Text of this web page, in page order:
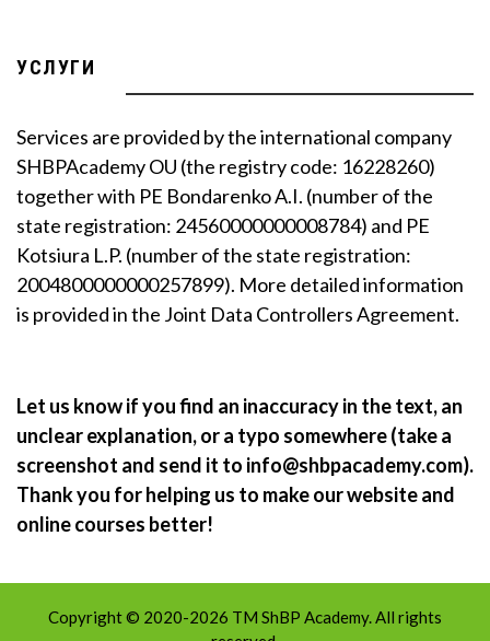
УСЛУГИ
Services are provided by the international company
SHBPAcademy OU (the registry code: 16228260)
together with PE Bondarenko A.I. (number of the
state registration: 24560000000008784) and PE
Kotsiura L.P. (number of the state registration:
2004800000000257899). More detailed information
is provided in the Joint Data Controllers Agreement.
Let us know if you find an inaccuracy in the text, an
unclear explanation, or a typo somewhere (take a
screenshot and send it to info@shbpacademy.com).
Thank you for helping us to make our website and
online courses better!
Copyright © 2020-2026 TM ShBP Academy. All rights